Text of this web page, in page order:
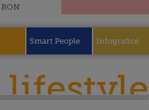
RON
Smart People Infografice
lifestyle